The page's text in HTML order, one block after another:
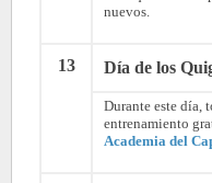
nuevos.
13 Día de los
Durante este día,
entrenamiento
Academia del